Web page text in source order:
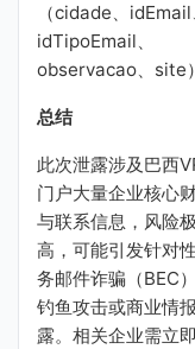
（cidade、
idTipoEmail、
observacao、site
总结
此次泄露涉及巴西
门户大量企业核心
与联系信息，风险
高，可能引发针对
务邮件诈骗（BEC
钓鱼攻击或商业情
露。相关企业需立